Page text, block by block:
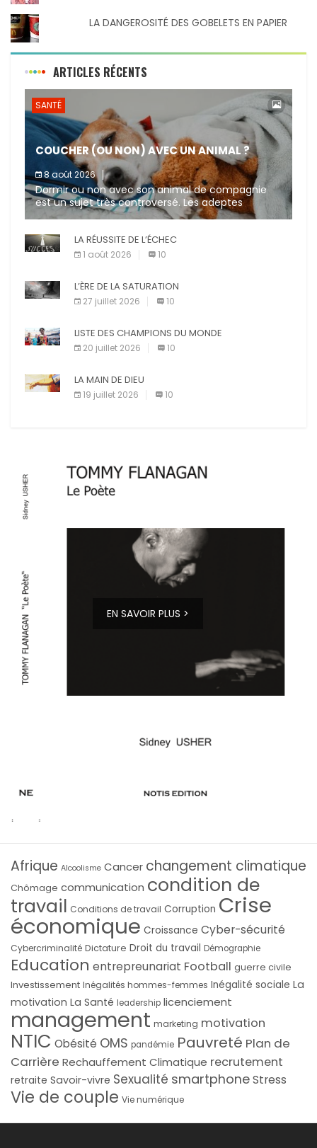
LA DANGEROSITÉ DES GOBELETS EN PAPIER
ARTICLES RÉCENTS
SANTÉ
COUCHER (OU NON) AVEC UN ANIMAL ?
8 août 2026
Dormir ou non avec son animal de compagnie
est un sujet très controversé. Les adeptes
affirment que la présence de leur compagnon à
LA RÉUSSITE DE L’ÉCHEC
1 août 2026 10
L’ÈRE DE LA SATURATION
27 juillet 2026 10
LISTE DES CHAMPIONS DU MONDE
20 juillet 2026 10
LA MAIN DE DIEU
19 juillet 2026 10
EN SAVOIR PLUS >
Afrique Alcoolisme Cancer changement climatique
Chômage communication condition de
travail Conditions de travail Corruption Crise
économique Croissance Cyber-sécurité
Cybercriminalité Dictature Droit du travail Démographie
Education entrepreunariat Football guerre civile
Investissement Inégalités hommes-femmes Inégalité sociale La
motivation La Santé leadership licenciement
management marketing motivation
NTIC Obésité OMS pandémie Pauvreté Plan de
Carrière Rechauffement Climatique recrutement
retraite Savoir-vivre Sexualité smartphoneStress
Vie de couple Vie numérique